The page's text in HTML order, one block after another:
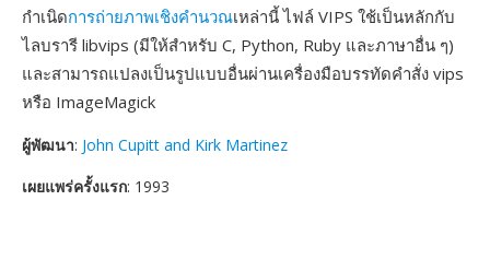
กำเนิดการถ่ายภาพเชิงคำนวณเหล่านี้ ไฟล์ VIPS ใช้เป็นหลักกับ
ไลบรารี libvips (มีให้สำหรับ C, Python, Ruby และภาษาอื่น ๆ)
และสามารถแปลงเป็นรูปแบบอื่นผ่านเครื่องมือบรรทัดคำสั่ง vips
หรือ ImageMagick
ผู้พัฒนา: John Cupitt and Kirk Martinez
เผยแพร่ครั้งแรก: 1993